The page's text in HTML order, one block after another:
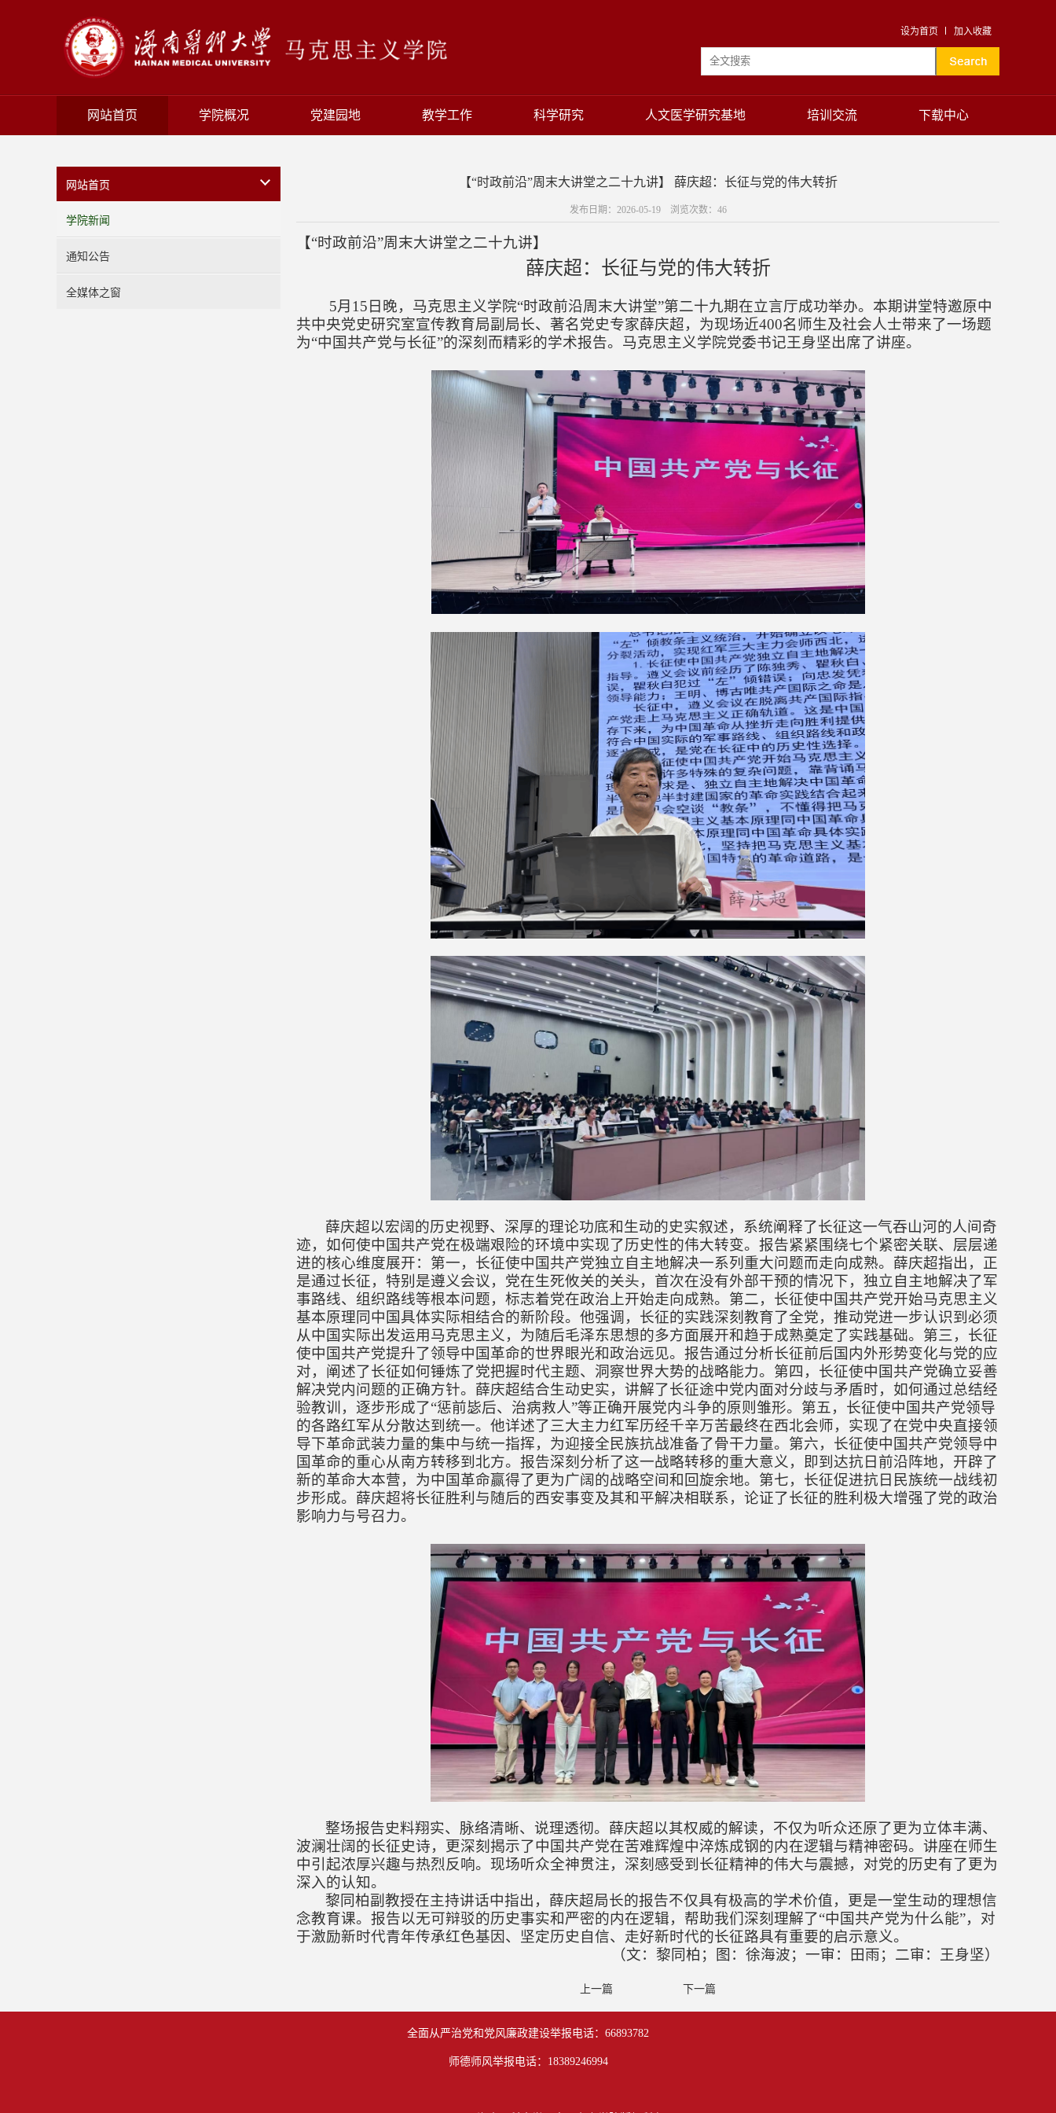
设为首页 加入收藏
网站首页 学院概况 党建园地 教学工作 科学研究 人文医学研究基地 培训交流 下载中心
网站首页
学院新闻
通知公告
全媒体之窗
【“时政前沿”周末大讲堂之二十九讲】 薛庆超：长征与党的伟大转折
发布日期：2026-05-19 浏览次数： 46
【“时政前沿”周末大讲堂之二十九讲】
薛庆超： 长征与党的伟大转折
5月15日晚， 马克思主义学院“时政前沿周末大讲堂”第二十九期在立言厅成功举办。本期讲堂特邀原中
共中央党史研究室宣传教育局副局长、著名党史专家薛庆超，为现场近400名师生及社会人士带来了一场题
为“中国共产党与长征”的深刻而精彩的学术报告。马克思主义学院党委书记王身坚出席了讲座。
薛庆超以宏阔的历史视野、深厚的理论功底和生动的史实叙述，系统阐释了长征这一气吞山河的人间奇
迹，如何使中国共产党在极端艰险的环境中实现了历史性的伟大转变。报告紧紧围绕七个紧密关联、层层递
进的核心维度展开： 第一， 长征使中国共产党独立自主地解决一系列重大问题而走向成熟。薛庆超指出，正
是通过长征，特别是遵义会议，党在生死攸关的关头，首次在没有外部干预的情况下，独立自主地解决了军
事路线、组织路线等根本问题，标志着党在政治上开始走向成熟。 第二， 长征使中国共产党开始马克思主义
基本原理同中国具体实际相结合的新阶段。他强调，长征的实践深刻教育了全党，推动党进一步认识到必须
从中国实际出发运用马克思主义，为随后毛泽东思想的多方面展开和趋于成熟奠定了实践基础。 第三， 长征
使中国共产党提升了领导中国革命的世界眼光和政治远见。报告通过分析长征前后国内外形势变化与党的应
对，阐述了长征如何锤炼了党把握时代主题、洞察世界大势的战略能力。 第四， 长征使中国共产党确立妥善
解决党内问题的正确方针。薛庆超结合生动史实，讲解了长征途中党内面对分歧与矛盾时，如何通过总结经
验教训，逐步形成了“惩前毖后、治病救人”等正确开展党内斗争的原则雏形。 第五， 长征使中国共产党领导
的各路红军从分散达到统一。他详述了三大主力红军历经千辛万苦最终在西北会师，实现了在党中央直接领
导下革命武装力量的集中与统一指挥，为迎接全民族抗战准备了骨干力量。 第六， 长征使中国共产党领导中
国革命的重心从南方转移到北方。报告深刻分析了这一战略转移的重大意义，即到达抗日前沿阵地，开辟了
新的革命大本营，为中国革命赢得了更为广阔的战略空间和回旋余地。 第七， 长征促进抗日民族统一战线初
步形成。薛庆超将长征胜利与随后的西安事变及其和平解决相联系，论证了长征的胜利极大增强了党的政治
影响力与号召力。
整场报告史料翔实、脉络清晰、说理透彻。薛庆超以其权威的解读，不仅为听众还原了更为立体丰满、
波澜壮阔的长征史诗，更深刻揭示了中国共产党在苦难辉煌中淬炼成钢的内在逻辑与精神密码。讲座在师生
中引起浓厚兴趣与热烈反响。现场听众全神贯注，深刻感受到长征精神的伟大与震撼，对党的历史有了更为
深入的认知。
黎同柏副教授在主持讲话中指出，薛庆超局长的报告不仅具有极高的学术价值，更是一堂生动的理想信
念教育课。报告以无可辩驳的历史事实和严密的内在逻辑，帮助我们深刻理解了“中国共产党为什么能”，对
于激励新时代青年传承红色基因、坚定历史自信、走好新时代的长征路具有重要的启示意义。
（文：黎同柏；图：徐海波；一审：田雨；二审：王身坚）
上一篇 下一篇
全面从严治党和党风廉政建设举报电话：66893782
师德师风举报电话：18389246994